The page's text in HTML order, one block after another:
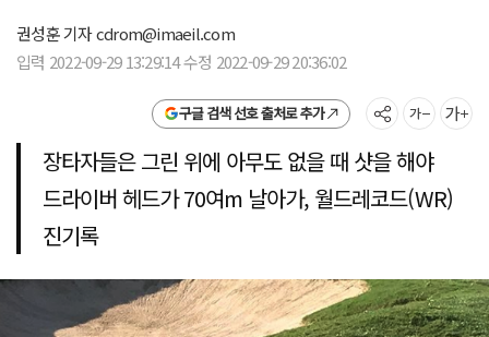
권성훈 기자cdrom@imaeil.com
입력 2022-09-29 13:29:14 수정 2022-09-29 20:36:02
구글 검색 선호 출처로 추가
장타자들은 그린 위에 아무도 없을 때 샷을 해야
드라이버 헤드가 70여m 날아가, 월드레코드(WR)
진기록